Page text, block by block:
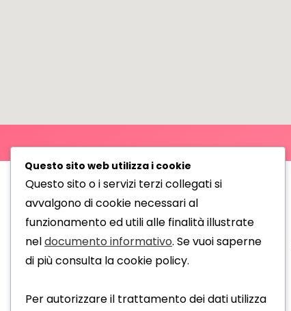
INDIRIZZO
Parrucchiera Eva Luna
via Conselvana, 7
Questo sito web utilizza i cookie
Questo sito o i servizi terzi collegati si
avvalgono di cookie necessari al
funzionamento ed utili alle finalità illustrate
neldocumento informativo. Se vuoi saperne
di più consulta la cookie policy.
Per autorizzare il trattamento dei dati utilizza